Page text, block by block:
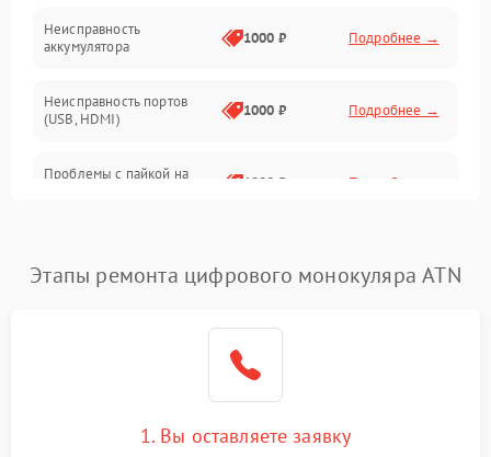
Неисправность
аккумулятора
1000 ₽ Подробнее →
Неисправность портов
(USB, HDMI)
1000 ₽ Подробнее →
Проблемы с пайкой на
1000 ₽ Подробнее →
500 ₽
1500 ₽
Этапы ремонта цифрового монокуляра ATN
1. Вы оставляете заявку